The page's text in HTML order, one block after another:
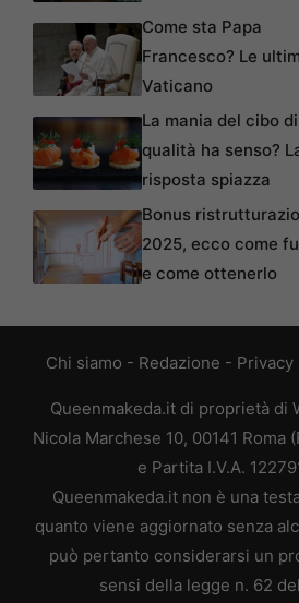
Come sta Papa
Francesco? Le
Vaticano
La mania del cibo di
qualità ha senso?
risposta spiazza
Bonus
2025, ecco come
e come ottenerlo
Chi siamo - Redazione - Privacy
Queenmakeda.it di proprietà di
Nicola Marchese 10, 00141 Roma
e Partita I.V.A.
Queenmakeda.it non è una
quanto viene aggiornato senza
può pertanto considerarsi un
sensi della legge n. 62